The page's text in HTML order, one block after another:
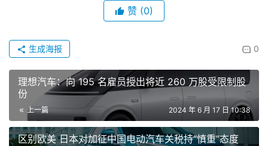
赞 (0)
0
生成海报
理想汽车：向 195 名雇员授出将近 260 万股受限制股
份
上一篇 2024 年 6 月 17 日 10:38
区别欧美 日本对加征中国电动汽车关税持“慎重”态度